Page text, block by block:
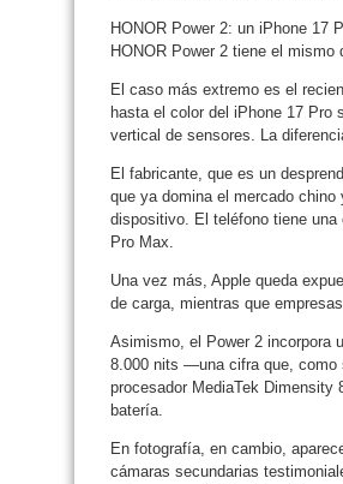
HONOR Power 2: un iPhone 17
HONOR Power 2 tiene el
El caso más extremo es el
hasta el color del iPhone 17 Pro
vertical de sensores. La
El fabricante, que es un
que ya domina el mercado chino
dispositivo. El teléfono tiene
Pro Max.
Una vez más, Apple queda
de carga, mientras que
Asimismo, el Power 2 incorpora
8.000 nits —una cifra que, como
procesador MediaTek Dimensity
batería.
En fotografía, en cambio,
cámaras secundarias